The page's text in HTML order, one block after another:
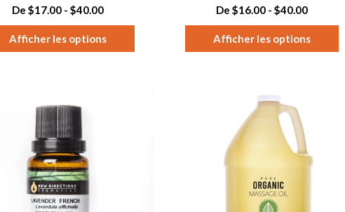
De $17.00 - $40.00
Afficher les options
De $16.00 - $40.00
Afficher les options